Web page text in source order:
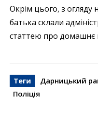
Окрім цього, з огляду
батька склали
статтею про домашнє
Теги Дарницький
Поліція